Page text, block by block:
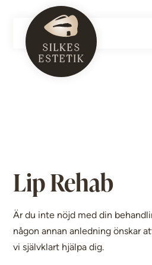
Lip Rehab
Är du inte nöjd med din
någon annan anledning önskar
vi självklart hjälpa dig.